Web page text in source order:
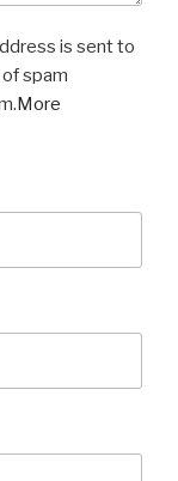
is sent to
spam
More